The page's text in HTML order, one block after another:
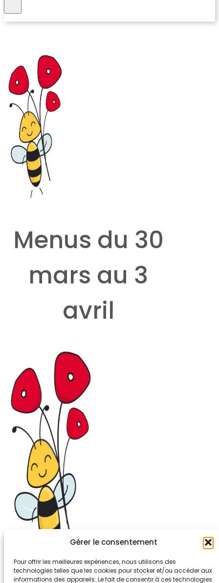
Gérer le consentement
Pour offrir les meilleures expériences, nous utilisons des
technologies telles que les cookies pour stocker et/ou accéder aux
informations des appareils. Le fait de consentir à ces technologies
Menus du 30
mars au 3
avril